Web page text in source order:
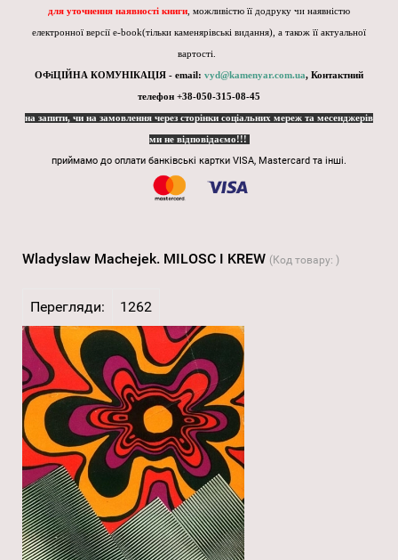
для уточнення наявності книги , можливістю її додруку чи наявністю
електронної версії e-book(тільки каменярівські видання), а також її актуальної
вартості.
ОФіЦІЙНА КОМУНІКАЦІЯ - email: vyd@kamenyar.com.ua, Контактний
телефон +38-050-315-08-45
на запити, чи на замовлення через сторінки соціальних мереж та месенджерів
ми не відповідаємо!!!
приймамо до оплати банківські картки VISA, Mastercard та інші.
Wladyslaw Machejek. MILOSC I KREW (Код товару: )
Перегляди: 1262